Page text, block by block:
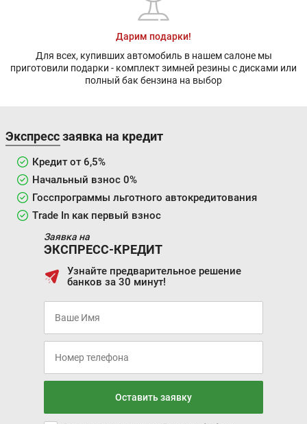
Дарим подарки!
Для всех, купивших автомобиль в нашем салоне мы
приготовили подарки - комплект зимней резины с дисками или
полный бак бензина на выбор
Экспресс заявка на кредит
Кредит от 6,5%
Начальный взнос 0%
Госспрограммы льготного автокредитования
Trade In как первый взнос
Заявка на
ЭКСПРЕСС-КРЕДИТ
Узнайте предварительное решение
банков за 30 минут!
Оставить заявку